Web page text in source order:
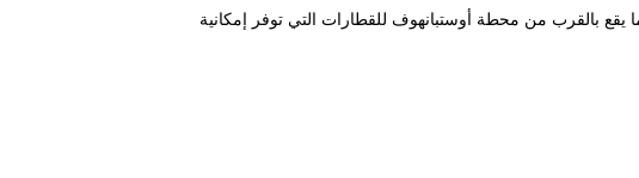
كما يقع بالقرب من محطة أوستبانهوف للقطارات التي توفر إمكانية